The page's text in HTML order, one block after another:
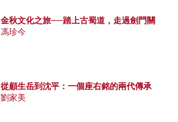
金秋文化之旅──踏上古蜀道，走過劍門關
馮珍今
從顧生岳到沈平：一個座右銘的兩代傳承
劉家美